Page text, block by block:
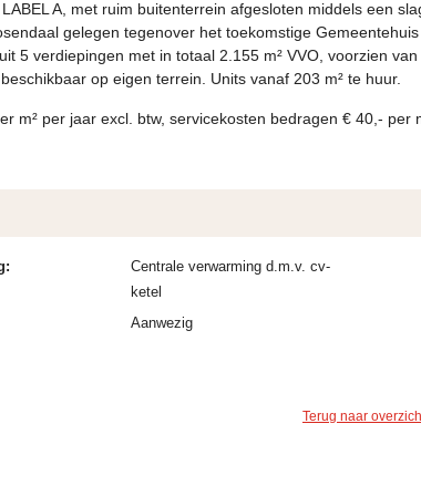
A, met ruim buitenterrein afgesloten middels een
gelegen tegenover het toekomstige
5 verdiepingen met in totaal 2.155 m² VVO, voorzien van
op eigen terrein. Units vanaf 203 m² te huur.
m² per jaar excl. btw, servicekosten bedragen € 40,- per
Centrale verwarming d.m.v. cv-
ketel
Aanwezig
Terug naar